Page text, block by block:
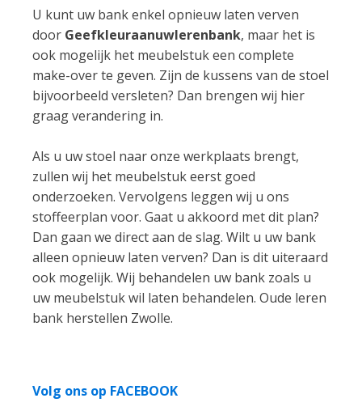
U kunt uw bank enkel opnieuw laten verven
door Geefkleuraanuwlerenbank, maar het is
ook mogelijk het meubelstuk een complete
make-over te geven. Zijn de kussens van de stoel
bijvoorbeeld versleten? Dan brengen wij hier
graag verandering in.
Als u uw stoel naar onze werkplaats brengt,
zullen wij het meubelstuk eerst goed
onderzoeken. Vervolgens leggen wij u ons
stoffeerplan voor. Gaat u akkoord met dit plan?
Dan gaan we direct aan de slag. Wilt u uw bank
alleen opnieuw laten verven? Dan is dit uiteraard
ook mogelijk. Wij behandelen uw bank zoals u
uw meubelstuk wil laten behandelen. Oude leren
bank herstellen Zwolle.
Volg ons op FACEBOOK